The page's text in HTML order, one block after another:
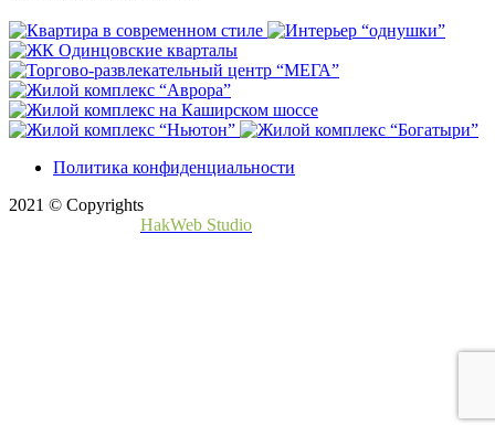
Политика конфиденциальности
2021 © Copyrights
HakWeb Studio